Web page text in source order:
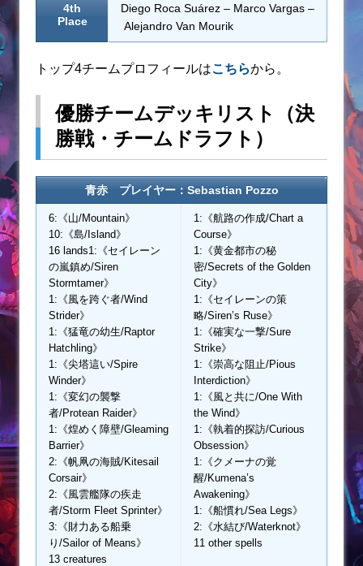
4th
Place
Diego Roca Suárez – Marco Vargas –
Alejandro Van Mourik
トップ4チームプロフィールはこちらから。
優勝チームデッキリスト（決
勝戦・チームドラフト）
青赤 プレイヤー：Sebastian Pozzo
6:《山/Mountain》
10:《島/Island》
16 lands1:《セイレーン
の嵐鎮め/Siren
Stormtamer》
1:《風を跨ぐ者/Wind
Strider》
1:《猛竜の幼生/Raptor
Hatchling》
1:《尖塔這い/Spire
Winder》
1:《変幻の襲撃
者/Protean Raider》
1:《煌めく障壁/Gleaming
Barrier》
2:《帆凧の海賊/Kitesail
Corsair》
2:《風雲艦隊の疾走
者/Storm Fleet Sprinter》
3:《財力ある船乗
り/Sailor of Means》
13 creatures
1:《航路の作成/Chart a
Course》
1:《黄金都市の秘
密/Secrets of the Golden
City》
1:《セイレーンの策
略/Siren’s Ruse》
1:《確実な一撃/Sure
Strike》
1:《崇高な阻止/Pious
Interdiction》
1:《風と共に/One With
the Wind》
1:《執着的探訪/Curious
Obsession》
1:《クメーナの覚
醒/Kumena’s
Awakening》
1:《船慣れ/Sea Legs》
2:《水結び/Waterknot》
11 other spells